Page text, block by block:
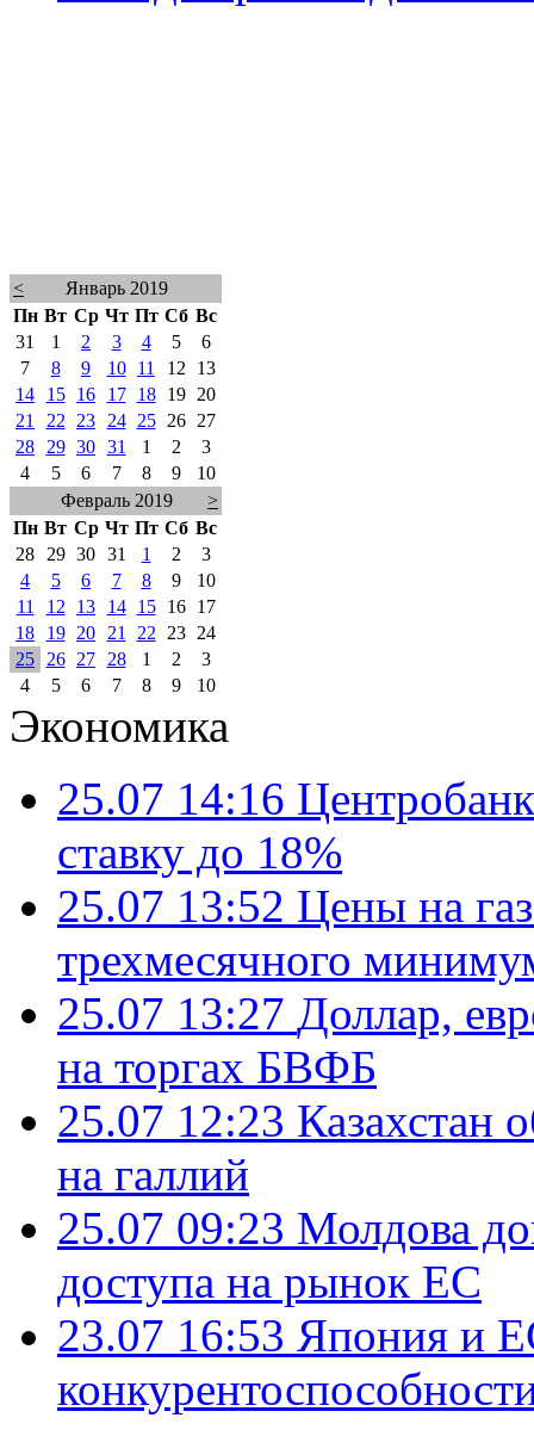
<
Январь 2019
Пн Вт Ср Чт Пт Сб Вс
31
1 2 3 4 5
6
7
8 9 10 11 12
13
14
15 16 17 18 19
20
21
22 23 24 25 26
27
28
29 30 31 1 2
3
4
5 6 7 8 9
10
Февраль 2019
>
Пн Вт Ср Чт Пт Сб Вс
28
29 30 31 1 2
3
4
5 6 7 8 9
10
11
12 13 14 15 16
17
18
19 20 21 22 23
24
25
26 27 28 1 2
3
4
5 6 7 8 9 10
Экономика
25.07 14:16
ставку до 18%
25.07 13:52 Цены на
трехмесячного
25.07 13:27 Доллар,
на торгах БВФБ
25.07 12:23 Казахстан
на галлий
25.07 09:23 Молдова
доступа на рынок ЕС
23.07 16:53 Япония и